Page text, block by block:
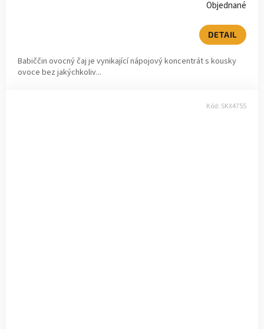
Objednané
DETAIL
Babiččin ovocný čaj je vynikající nápojový koncentrát s kousky
ovoce bez jakýchkoliv...
Kód: SKX4755